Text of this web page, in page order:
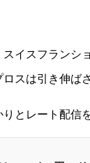
スイスフランシ
スは引き伸ば
とレート配信